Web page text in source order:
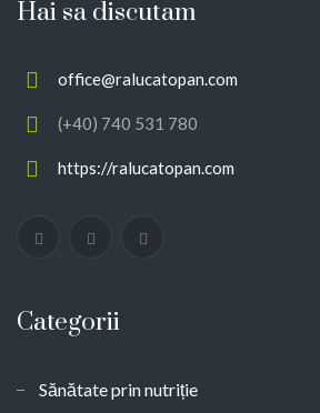
Hai sa discutam
office@ralucatopan.com
(+40) 740 531 780
https://ralucatopan.com
Categorii
Sănătate prin nutriție